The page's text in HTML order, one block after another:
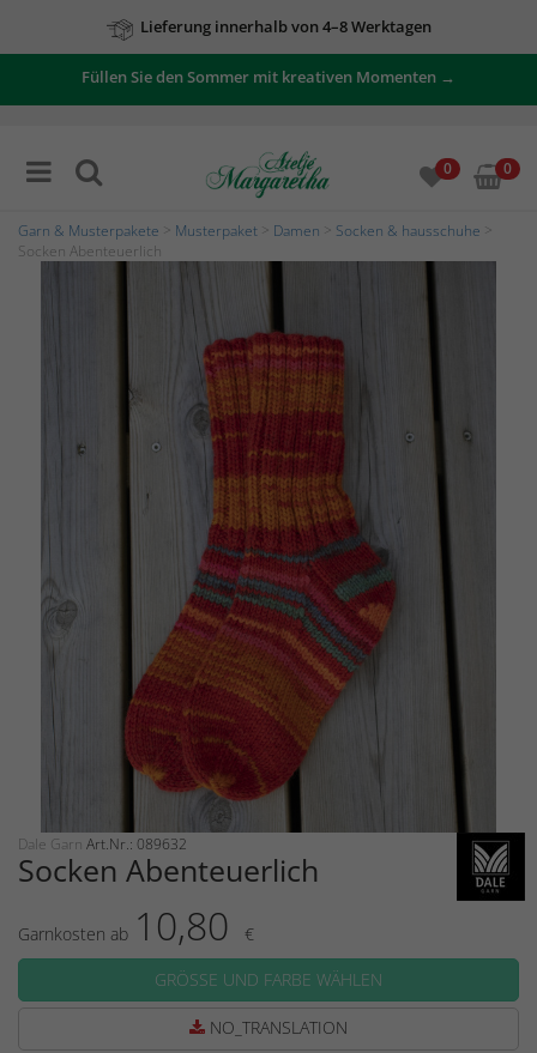
Lieferung innerhalb von 4–8 Werktagen
Füllen Sie den Sommer mit kreativen Momenten →
0 0
Garn & Musterpakete Musterpaket Damen Socken & hausschuhe
Socken Abenteuerlich
Dale Garn Art.Nr.: 089632
Socken Abenteuerlich
Garnkosten ab 10,80
€
GRÖSSE UND FARBE WÄHLEN
NO_TRANSLATION